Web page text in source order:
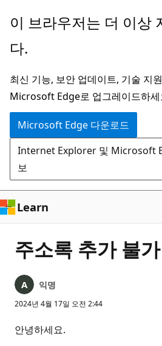
주
콘
츠
로
건
너
뛰
기
이 브라우저는 더 이상
다.
최신 기능, 보안 업데이트, 기술 지
Microsoft Edge로 업그레이드하세
Microsoft Edge 다운로드
Internet Explorer 및 Microsoft
보
Learn
주소록 추가 불가
익명
2024년 4월 17일 오전 2:44
안녕하세요.